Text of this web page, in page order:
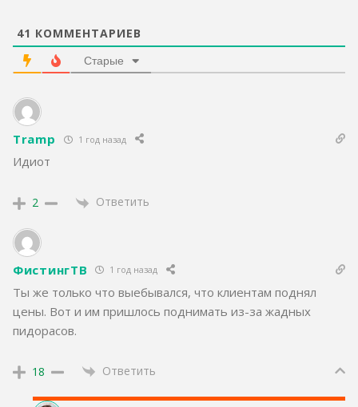
41 КОММЕНТАРИЕВ
Старые
Tramp 1 год назад
Идиот
2 Ответить
ФистингТВ 1 год назад
Ты же только что выебывался, что клиентам поднял
цены. Вот и им пришлось поднимать из-за жадных
пидорасов.
18 Ответить